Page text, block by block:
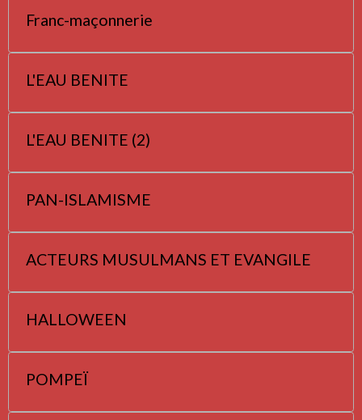
Franc-maçonnerie
L'EAU BENITE
L'EAU BENITE (2)
PAN-ISLAMISME
ACTEURS MUSULMANS ET EVANGILE
HALLOWEEN
POMPEÏ